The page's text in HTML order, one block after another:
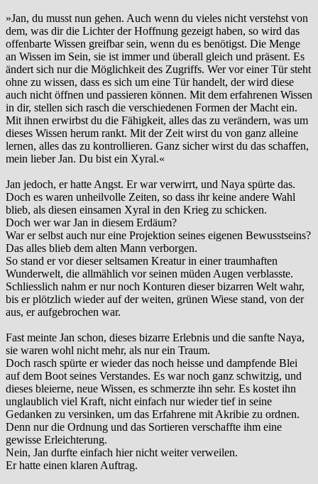
»Jan, du musst nun gehen. Auch wenn du vieles nicht verstehst von
dem, was dir die Lichter der Hoffnung gezeigt haben, so wird das
offenbarte Wissen greifbar sein, wenn du es benötigst. Die Menge
an Wissen im Sein, sie ist immer und überall gleich und präsent. Es
ändert sich nur die Möglichkeit des Zugriffs. Wer vor einer Tür steht
ohne zu wissen, dass es sich um eine Tür handelt, der wird diese
auch nicht öffnen und passieren können. Mit dem erfahrenen Wissen
in dir, stellen sich rasch die verschiedenen Formen der Macht ein.
Mit ihnen erwirbst du die Fähigkeit, alles das zu verändern, was um
dieses Wissen herum rankt. Mit der Zeit wirst du von ganz alleine
lernen, alles das zu kontrollieren. Ganz sicher wirst du das schaffen,
mein lieber Jan. Du bist ein Xyral.«
Jan jedoch, er hatte Angst. Er war verwirrt, und Naya spürte das.
Doch es waren unheilvolle Zeiten, so dass ihr keine andere Wahl
blieb, als diesen einsamen Xyral in den Krieg zu schicken.
Doch wer war Jan in diesem Erdäum?
War er selbst auch nur eine Projektion seines eigenen Bewusstseins?
Das alles blieb dem alten Mann verborgen.
So stand er vor dieser seltsamen Kreatur in einer traumhaften
Wunderwelt, die allmählich vor seinen müden Augen verblasste.
Schliesslich nahm er nur noch Konturen dieser bizarren Welt wahr,
bis er plötzlich wieder auf der weiten, grünen Wiese stand, von der
aus, er aufgebrochen war.
Fast meinte Jan schon, dieses bizarre Erlebnis und die sanfte Naya,
sie waren wohl nicht mehr, als nur ein Traum.
Doch rasch spürte er wieder das noch heisse und dampfende Blei
auf dem Boot seines Verstandes. Es war noch ganz schwitzig, und
dieses bleierne, neue Wissen, es schmerzte ihn sehr. Es kostet ihn
unglaublich viel Kraft, nicht einfach nur wieder tief in seine
Gedanken zu versinken, um das Erfahrene mit Akribie zu ordnen.
Denn nur die Ordnung und das Sortieren verschaffte ihm eine
gewisse Erleichterung.
Nein, Jan durfte einfach hier nicht weiter verweilen.
Er hatte einen klaren Auftrag.